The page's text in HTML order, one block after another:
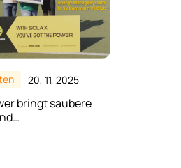
20, 11, 2025
bringt saubere